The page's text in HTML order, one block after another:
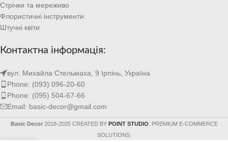
Стрічки та мереживо
Флористичні інструменти
Штучні квіти
Контактна інформація:
вул. Михайла Стельмаха, 9 Ірпінь, Україна
Phone: (093) 096-20-60
Phone: (095) 504-67-66
Email: basic-decor@gmail.com
Basic Decor 2018-2025 CREATED BY POINT STUDIO . PREMIUM E-COMMERCE
SOLUTIONS.